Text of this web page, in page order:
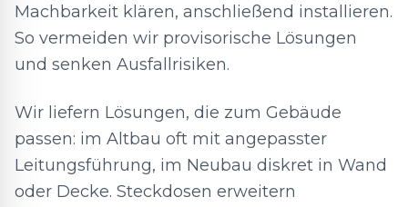
Machbarkeit klären, anschließend installieren.
So vermeiden wir provisorische Lösungen
und senken Ausfallrisiken.
Wir liefern Lösungen, die zum Gebäude
passen: im Altbau oft mit angepasster
Leitungsführung, im Neubau diskret in Wand
oder Decke. Steckdosen erweitern